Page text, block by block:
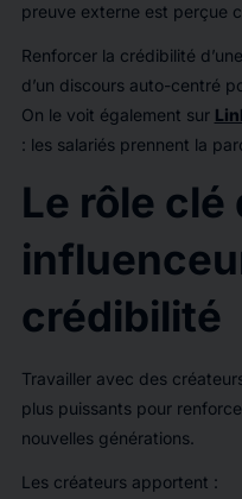
preuve externe est perçue
Renforcer la crédibilité
d’un discours auto-centré
On le voit également sur
: les salariés prennent la
Le rôle clé
crédibilité
Travailler avec des
plus puissants pour
nouvelles générations.
Les créateurs apportent :